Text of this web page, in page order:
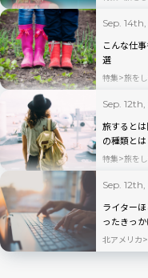
Sep.
こんな仕
選
特集 旅を
Sep. 12th,
旅すると
の種類とは
特集 旅を
Sep. 12th,
ライター
ったきっ
北アメリカ